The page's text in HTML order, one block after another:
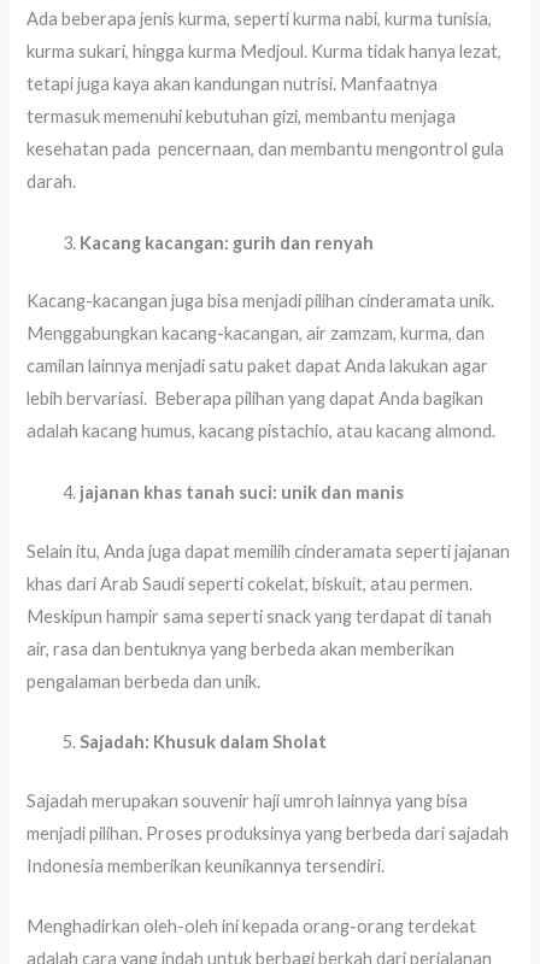
Ada beberapa jenis kurma, seperti kurma nabi, kurma tunisia,
kurma sukari, hingga kurma Medjoul. Kurma tidak hanya lezat,
tetapi juga kaya akan kandungan nutrisi. Manfaatnya
termasuk memenuhi kebutuhan gizi, membantu menjaga
kesehatan pada pencernaan, dan membantu mengontrol gula
darah.
Kacang kacangan: gurih dan renyah
Kacang-kacangan juga bisa menjadi pilihan cinderamata unik.
Menggabungkan kacang-kacangan, air zamzam, kurma, dan
camilan lainnya menjadi satu paket dapat Anda lakukan agar
lebih bervariasi. Beberapa pilihan yang dapat Anda bagikan
adalah kacang humus, kacang pistachio, atau kacang almond.
jajanan khas tanah suci: unik dan manis
Selain itu, Anda juga dapat memilih cinderamata seperti jajanan
khas dari Arab Saudi seperti cokelat, biskuit, atau permen.
Meskipun hampir sama seperti snack yang terdapat di tanah
air, rasa dan bentuknya yang berbeda akan memberikan
pengalaman berbeda dan unik.
Sajadah: Khusuk dalam Sholat
Sajadah merupakan souvenir haji umroh lainnya yang bisa
menjadi pilihan. Proses produksinya yang berbeda dari sajadah
Indonesia memberikan keunikannya tersendiri.
Menghadirkan oleh-oleh ini kepada orang-orang terdekat
adalah cara yang indah untuk berbagi berkah dari perjalanan